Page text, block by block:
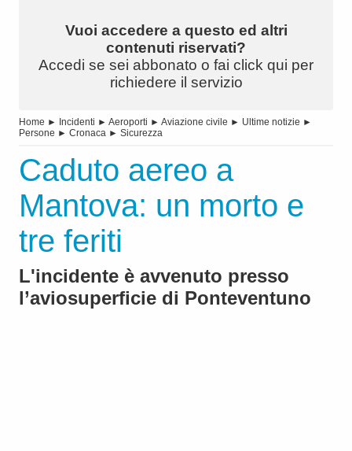
Vuoi accedere a questo ed altri
contenuti riservati?
Accedi se sei abbonato o fai click qui per
richiedere il servizio
Home ► Incidenti ► Aeroporti ► Aviazione civile ► Ultime notizie ►
Persone ► Cronaca ► Sicurezza
Caduto aereo a
Mantova: un morto e
tre feriti
L'incidente è avvenuto presso
l’aviosuperficie di Ponteventuno